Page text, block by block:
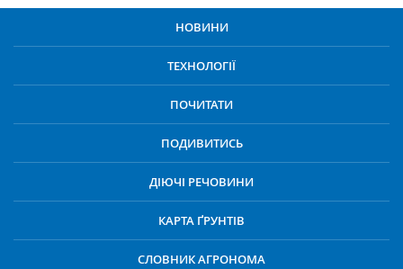
НОВИНИ
ТЕХНОЛОГІЇ
ПОЧИТАТИ
ПОДИВИТИСЬ
ДІЮЧІ РЕЧОВИНИ
КАРТА ҐРУНТІВ
СЛОВНИК АГРОНОМА